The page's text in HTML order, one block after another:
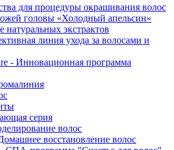
для процедуры окрашивания волос
головы «Холодный апельсин»
экстрактов
линия ухода за волосами и
- Инновационная программа
серия
волос
восстановление волос